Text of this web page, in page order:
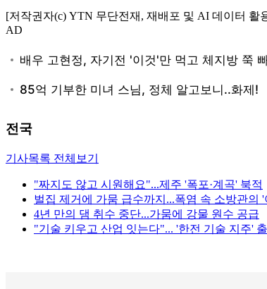
[저작권자(c) YTN 무단전재, 재배포 및 AI 데이터 활
AD
전국
기사목록 전체보기
"짜지도 않고 시원해요"...제주 '폭포·계곡' 북적
벌집 제거에 가뭄 급수까지...폭염 속 소방관의
4년 만의 댐 취수 중단...가뭄에 강물 원수 공급
"기술 키우고 산업 잇는다"... '한전 기술 지주'